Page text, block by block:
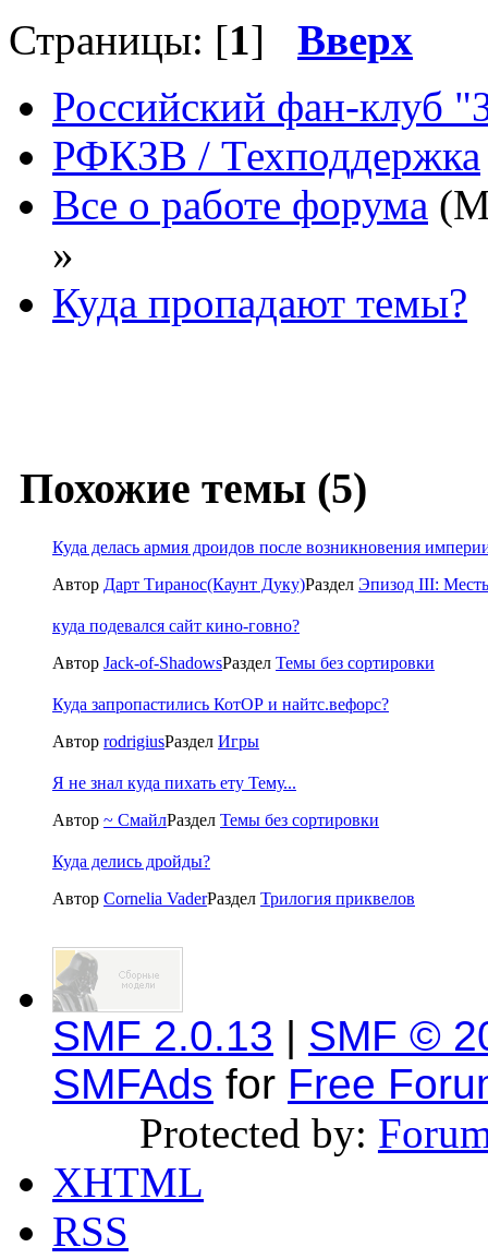
Страницы: [1] Вверх
Российский фан-клуб
РФКЗВ / Техподдержка
Все о работе форума
»
Куда пропадают темы?
Похожие темы (5)
Куда делась армия дроидов после возникновения
Автор Дарт Тиранос(Каунт Дуку)Раздел Эпизод III:
куда подевался сайт кино-говно?
Автор Jack-of-ShadowsРаздел Темы без сортировки
Куда запропастились КотОР и найтс.вефорс?
Автор rodrigiusРаздел Игры
Я не знал куда пихать ету Тему...
Автор ~ СмайлРаздел Темы без сортировки
Куда делись дройды?
Автор Cornelia VaderРаздел Трилогия приквелов
SMF 2.0.13 | SMF ©
SMFAds for Free
Protected by:
XHTML
RSS